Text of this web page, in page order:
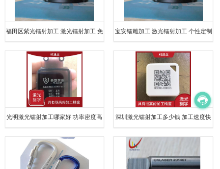
福田区紫光镭射加工 激光镭射加工 免 宝安镭雕加工 激光镭射加工 个性定制
光明激光镭射加工哪家好 功率密度高
具有很高的加工精度
深圳激光镭射加工多少钱 加工速度快
容易控制 功率密度大